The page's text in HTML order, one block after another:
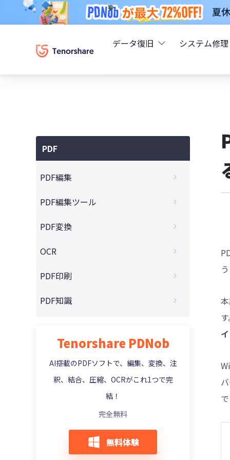
データ復旧
UltData - LINEデータ
UltData - WhatsApp
4DDiG - Windowsデー
4DDiG - Macデータ復元
4DDiG - 動画修復
システム修理
PDF
PDF編集
買い切りのPDF編集ソフトおすすめ5選
PDFが編集できない原因と解決法を解説！
初心者必見！PDFに画像を貼り付ける裏技
PDF編集ツール
Acrobat Proに代わるPDF編集ソフト10選
Just PDF徹底レビュ
PDF24 Creatorを実際に使ってみたレビュ
FoxitとTenorshare PDNobを機能・価格
で比較
Adobe AcrobatとTenorshare PDNobの比
PDF変換
スキャンしたPDFをエクセルに変換する
PDFを画像に変換する方法とお勧めツール
XDWをPDFに変換する方法4選
EPUBをPDFに変換するには？
PDFを写真として保存方法とは？
OCR
OCRフリーソフト8選おすすめと使い方
PDF印刷
PDFの一部だけを印刷したい？
PDF知識
文章校正AIツールおすすめ6選
Tenorshare PDNob
AI搭載のPDFソフトで、編集、変換、注
釈、結合、圧縮、OCRがこれ1つで完
結！
完全無料
無料体験